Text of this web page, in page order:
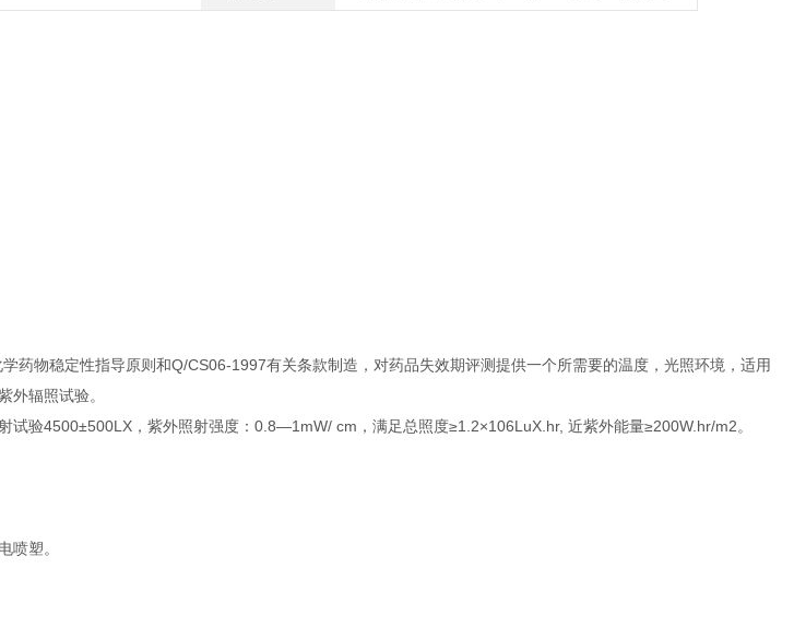
药物稳定性指导原则和Q/CS06-1997有关条款制造，对药品失效期评测提供一个所需要的温度，光照环境，适用
外辐照试验。
试验4500±500LX，紫外照射强度：0.8—1mW/ cm，满足总照度≥1.2×106LuX.hr, 近紫外能量≥200W.hr/m2。
喷塑。